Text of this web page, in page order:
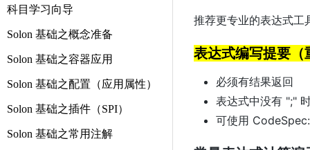
科目学习向导
Solon 基础之概念准备
Solon 基础之容器应用
Solon 基础之配置（应用属性）
Solon 基础之插件（SPI）
Solon 基础之常用注解
推荐更专业的表达式
表达式编写提要（
必须有结果返回
表达式中没有 ";"
可使用